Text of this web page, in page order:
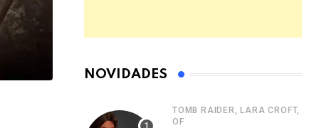
NOVIDADES
TOMB RAIDER, LARA CROFT,
OF